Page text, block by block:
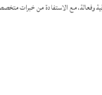
وفعالة، مع الاستفادة من خبرات